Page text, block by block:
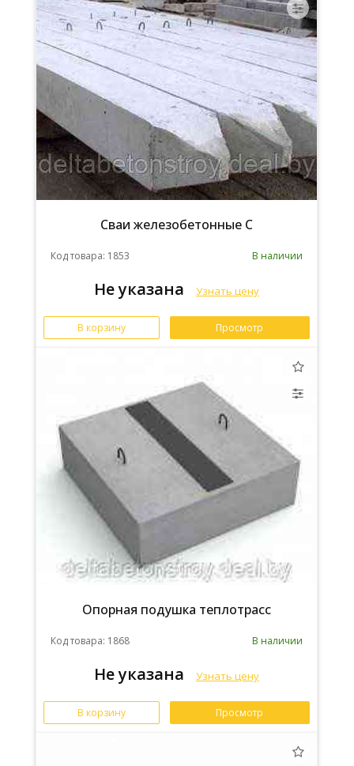
Сваи железобетонные С
Код товара: 1853 В наличии
Не указана Узнать цену
В корзину Просмотр
Опорная подушка теплотрасс
Код товара: 1868 В наличии
Не указана Узнать цену
В корзину Просмотр